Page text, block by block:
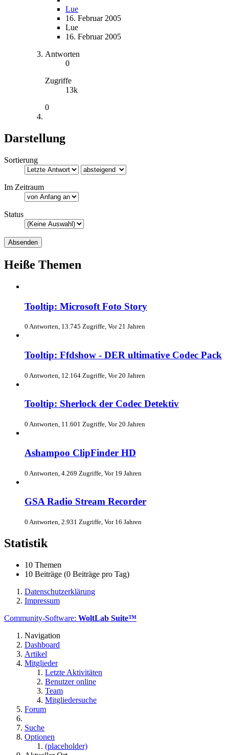
Lue
16. Februar 2005
Lue
16. Februar 2005
Antworten
0
Zugriffe
13k
0
Darstellung
Sortierung
Im Zeitraum
Status
Heiße Themen
Tooltip: Microsoft Foto Story
0 Antworten, 13.745 Zugriffe, Vor 21 Jahren
Tooltip: Ffdshow - DER ultimative Codec Pack
0 Antworten, 12.164 Zugriffe, Vor 20 Jahren
Tooltip: Sherlock der Codec Detektiv
0 Antworten, 11.601 Zugriffe, Vor 20 Jahren
Ashampoo ClipFinder HD
0 Antworten, 4.269 Zugriffe, Vor 19 Jahren
GSA Radio Stream Recorder
0 Antworten, 2.931 Zugriffe, Vor 16 Jahren
Statistik
10 Themen
10 Beiträge (0 Beiträge pro Tag)
Datenschutzerklärung
Impressum
Community-Software: WoltLab Suite™
Navigation
Dashboard
Artikel
Mitglieder
Letzte Aktivitäten
Benutzer online
Team
Mitgliedersuche
Forum
Suche
Optionen
(placeholder)